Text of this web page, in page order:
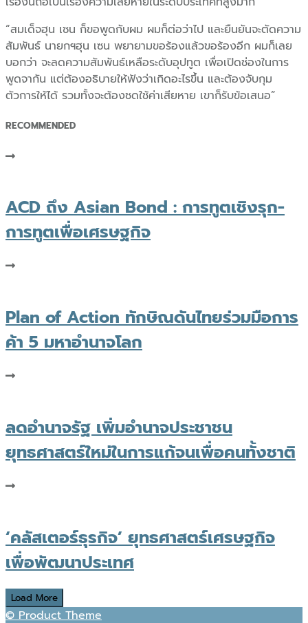
“สมเด็จฮุน เซน ก็ขอพูดกับผม ผมก็ต่อว่าไป และยืนยันจะตัดความ
สัมพันธ์ นายกฯฮุน เซน พยายามขอร้องแล้วขอร้องอีก ผมก็เลย
บอกว่า จะลดความสัมพันธ์เหลือระดับอุปทูต เพื่อเปิดช่องในการ
พูดจากัน แต่ต้องอธิบายให้ฟังว่าเกิดอะไรขึ้น และต้องจับกุม
ตัวการให้ได้ รวมทั้งจะต้องชดใช้ค่าเสียหาย เขาก็รับข้อเสนอ”
RECOMMENDED
ACD ถึง Asian Bond : การทูตเชิงรุก-
การทูตเพื่อเศรษฐกิจ
Plan of Action ทักษิณดันไทยร่วมมือการ
ค้า 5 มหาอำนาจโลก
ลดอำนาจรัฐ เพิ่มอำนาจประชาชน
ยุทธศาสตร์ใหม่ในการแก้จนเพื่อคนทั้งชาติ
‘คลัสเตอร์ธุรกิจ’ ยุทธศาสตร์เศรษฐกิจ
เพื่อพัฒนาประเทศ
Load More
© Product Theme